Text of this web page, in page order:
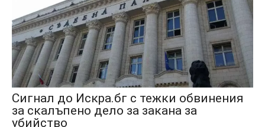
Сигнал до Искра.бг с тежки обвинения
за скалъпено дело за закана за
убийство